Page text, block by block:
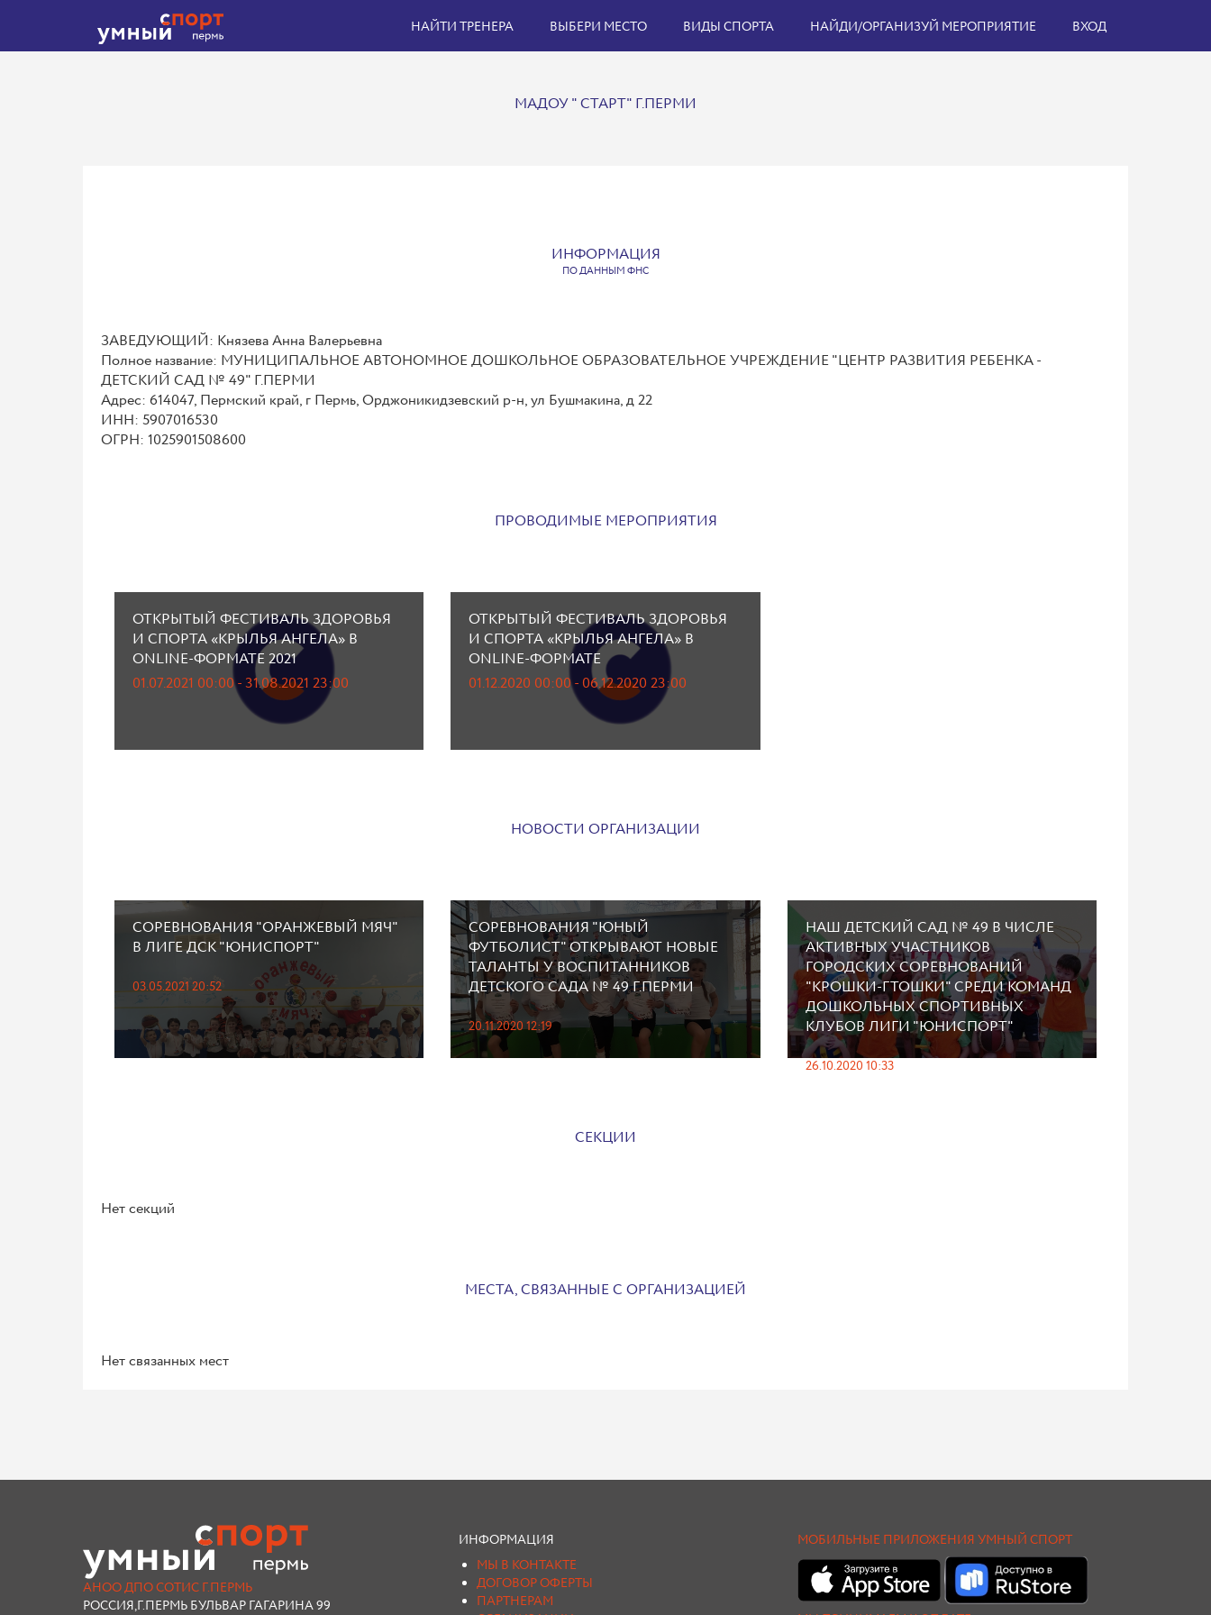
НАЙТИ ТРЕНЕРА ВЫБЕРИ МЕСТО ВИДЫ СПОРТА НАЙДИ/ОРГАНИЗУЙ МЕРОПРИЯТИЕ ВХОД
МАДОУ " СТАРТ" Г.ПЕРМИ
ИНФОРМАЦИЯ
ПО ДАННЫМ ФНС
ЗАВЕДУЮЩИЙ: Князева Анна Валерьевна
Полное название: МУНИЦИПАЛЬНОЕ АВТОНОМНОЕ ДОШКОЛЬНОЕ ОБРАЗОВАТЕЛЬНОЕ УЧРЕЖДЕНИЕ "ЦЕНТР РАЗВИТИЯ РЕБЕНКА -
ДЕТСКИЙ САД № 49" Г.ПЕРМИ
Адрес: 614047, Пермский край, г Пермь, Орджоникидзевский р-н, ул Бушмакина, д 22
ИНН: 5907016530
ОГРН: 1025901508600
ПРОВОДИМЫЕ МЕРОПРИЯТИЯ
ОТКРЫТЫЙ ФЕСТИВАЛЬ ЗДОРОВЬЯ
И СПОРТА «КРЫЛЬЯ АНГЕЛА» В
ONLINE-ФОРМАТЕ 2021
01.07.2021 00:00 - 31.08.2021 23:00
ОТКРЫТЫЙ ФЕСТИВАЛЬ ЗДОРОВЬЯ
И СПОРТА «КРЫЛЬЯ АНГЕЛА» В
ONLINE-ФОРМАТЕ
01.12.2020 00:00 - 06.12.2020 23:00
НОВОСТИ ОРГАНИЗАЦИИ
СОРЕВНОВАНИЯ "ОРАНЖЕВЫЙ МЯЧ"
В ЛИГЕ ДСК "ЮНИСПОРТ"
03.05.2021 20:52
СОРЕВНОВАНИЯ "ЮНЫЙ
ФУТБОЛИСТ" ОТКРЫВАЮТ НОВЫЕ
ТАЛАНТЫ У ВОСПИТАННИКОВ
ДЕТСКОГО САДА № 49 Г.ПЕРМИ
20.11.2020 12:19
НАШ ДЕТСКИЙ САД № 49 В ЧИСЛЕ
АКТИВНЫХ УЧАСТНИКОВ
ГОРОДСКИХ СОРЕВНОВАНИЙ
"КРОШКИ-ГТОШКИ" СРЕДИ КОМАНД
ДОШКОЛЬНЫХ СПОРТИВНЫХ
КЛУБОВ ЛИГИ "ЮНИСПОРТ"
26.10.2020 10:33
СЕКЦИИ
Нет секций
МЕСТА, СВЯЗАННЫЕ С ОРГАНИЗАЦИЕЙ
Нет связанных мест
АНОО ДПО СОТИС Г.ПЕРМЬ
РОССИЯ,Г.ПЕРМЬ БУЛЬВАР ГАГАРИНА 99
ИНФОРМАЦИЯ
МЫ В КОНТАКТЕ
ДОГОВОР ОФЕРТЫ
ПАРТНЕРАМ
МОБИЛЬНЫЕ ПРИЛОЖЕНИЯ УМНЫЙ СПОРТ